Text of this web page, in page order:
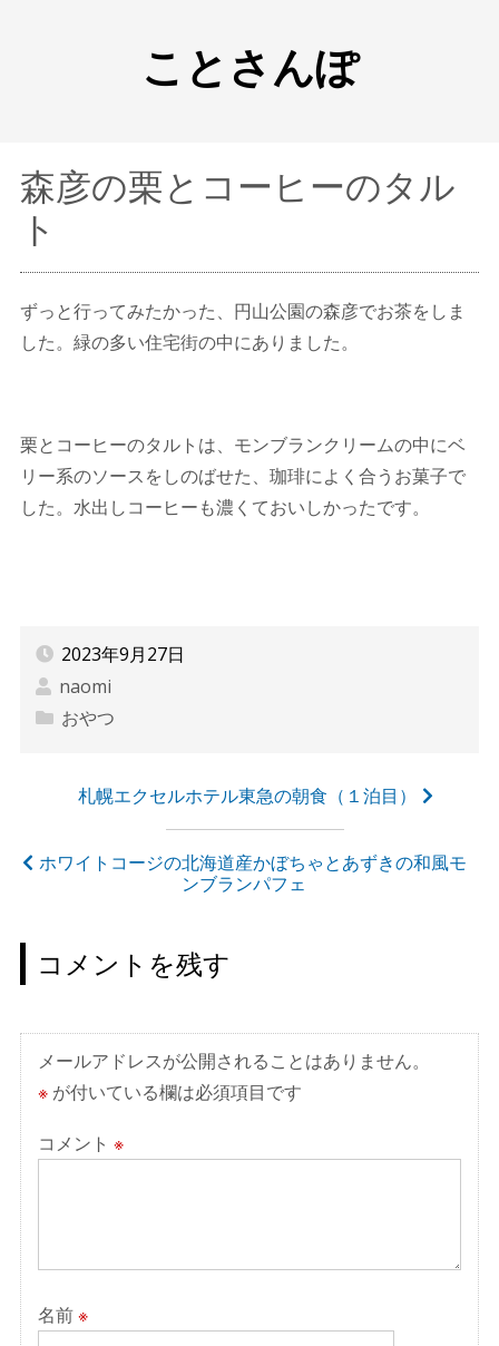
ことさんぽ
森彦の栗とコーヒーのタル
ト
ずっと行ってみたかった、円山公園の森彦でお茶をしま
した。緑の多い住宅街の中にありました。
栗とコーヒーのタルトは、モンブランクリームの中にベ
リー系のソースをしのばせた、珈琲によく合うお菓子で
した。水出しコーヒーも濃くておいしかったです。
2023年9月27日
naomi
おやつ
ナ
ゲ
ー
ョ
ン
札幌エクセルホテル東急の朝食（１泊目）
ホワイトコージの北海道産かぼちゃとあずきの和風モ
ンブランパフェ
コメントを残す
メールアドレスが公開されることはありません。
※が付いている欄は必須項目です
コメント ※
名前※